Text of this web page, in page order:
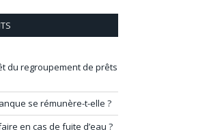
du regroupement de prêts
se rémunère-t-elle ?
en cas de fuite d’eau ?